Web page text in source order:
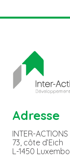
Adresse
INTER-ACTIONS
73, côte d’Eich
L-1450